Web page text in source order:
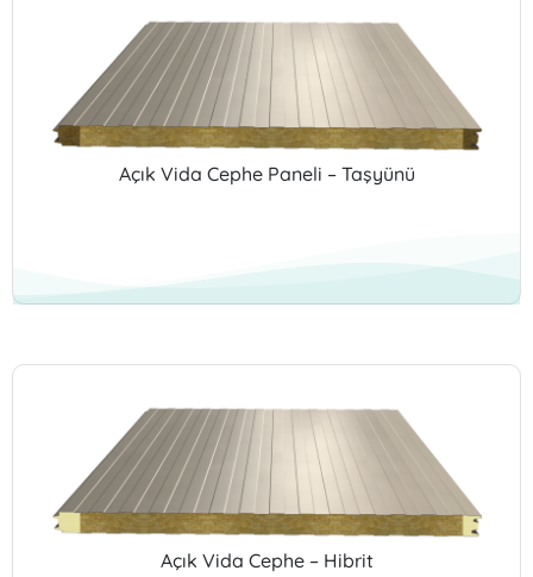
Açık Vida Cephe Paneli – Taşyünü
Açık Vida Cephe – Hibrit